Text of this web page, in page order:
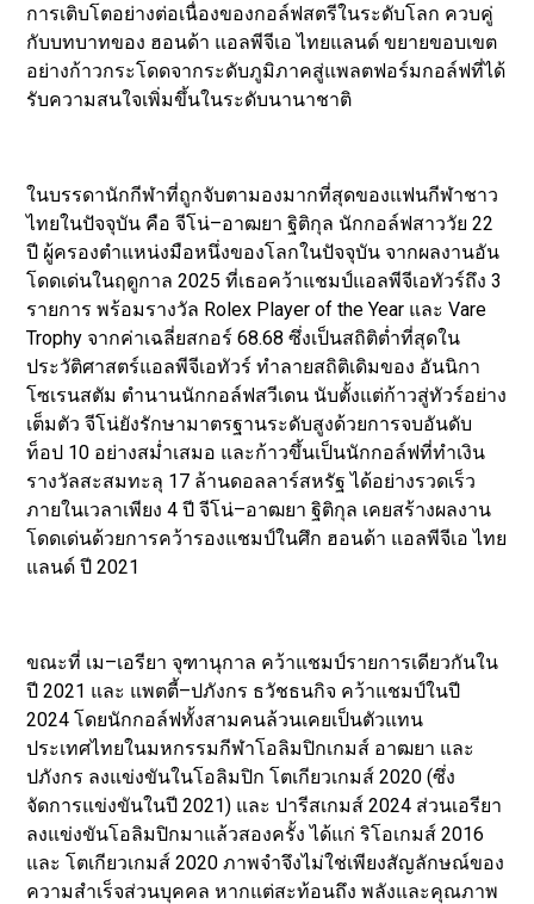
การเติบโตอย่างต่อเนื่องของกอล์ฟสตรีในระดับโลก ควบคู่
กับบทบาทของ ฮอนด้า แอลพีจีเอ ไทยแลนด์ ขยายขอบเขต
อย่างก้าวกระโดดจากระดับภูมิภาคสู่แพลตฟอร์มกอล์ฟที่ได้
รับความสนใจเพิ่มขึ้นในระดับนานาชาติ
ในบรรดานักกีฬาที่ถูกจับตามองมากที่สุดของแฟนกีฬาชาว
ไทยในปัจจุบัน คือ จีโน่–อาฒยา ฐิติกุล นักกอล์ฟสาววัย 22
ปี ผู้ครองตำแหน่งมือหนึ่งของโลกในปัจจุบัน จากผลงานอัน
โดดเด่นในฤดูกาล 2025 ที่เธอคว้าแชมป์แอลพีจีเอทัวร์ถึง 3
รายการ พร้อมรางวัล Rolex Player of the Year และ Vare
Trophy จากค่าเฉลี่ยสกอร์ 68.68 ซึ่งเป็นสถิติต่ำที่สุดใน
ประวัติศาสตร์แอลพีจีเอทัวร์ ทำลายสถิติเดิมของ อันนิกา
โซเรนสตัม ตำนานนักกอล์ฟสวีเดน นับตั้งแต่ก้าวสู่ทัวร์อย่าง
เต็มตัว จีโน่ยังรักษามาตรฐานระดับสูงด้วยการจบอันดับ
ท็อป 10 อย่างสม่ำเสมอ และก้าวขึ้นเป็นนักกอล์ฟที่ทำเงิน
รางวัลสะสมทะลุ 17 ล้านดอลลาร์สหรัฐ ได้อย่างรวดเร็ว
ภายในเวลาเพียง 4 ปี จีโน่–อาฒยา ฐิติกุล เคยสร้างผลงาน
โดดเด่นด้วยการคว้ารองแชมป์ในศึก ฮอนด้า แอลพีจีเอ ไทย
แลนด์ ปี 2021
ขณะที่ เม–เอรียา จุฑานุกาล คว้าแชมป์รายการเดียวกันใน
ปี 2021 และ แพตตี้–ปภังกร ธวัชธนกิจ คว้าแชมป์ในปี
2024 โดยนักกอล์ฟทั้งสามคนล้วนเคยเป็นตัวแทน
ประเทศไทยในมหกรรมกีฬาโอลิมปิกเกมส์ อาฒยา และ
ปภังกร ลงแข่งขันในโอลิมปิก โตเกียวเกมส์ 2020 (ซึ่ง
จัดการแข่งขันในปี 2021) และ ปารีสเกมส์ 2024 ส่วนเอรียา
ลงแข่งขันโอลิมปิกมาแล้วสองครั้ง ได้แก่ ริโอเกมส์ 2016
และ โตเกียวเกมส์ 2020 ภาพจำจึงไม่ใช่เพียงสัญลักษณ์ของ
ความสำเร็จส่วนบุคคล หากแต่สะท้อนถึง พลังและคุณภาพ